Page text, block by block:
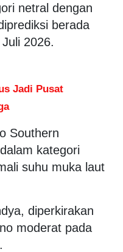
netral dengan
berada
2026.
Jadi Pusat
Southern
kategori
suhu muka laut
diperkirakan
moderat pada